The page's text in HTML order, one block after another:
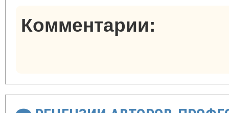
Комментарии: